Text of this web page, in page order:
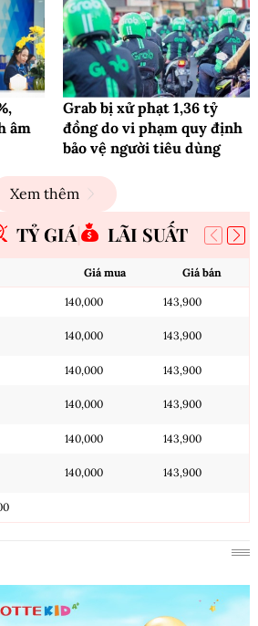
âm
Grab bị xử phạt 1,36 tỷ
đồng do vi phạm quy định
bảo vệ người tiêu dùng
Xem thêm
TỶ GIÁ LÃI SUẤT
Giá mua Giá bán
140,000 143,900
140,000 143,900
140,000 143,900
140,000 143,900
140,000 143,900
140,000 143,900